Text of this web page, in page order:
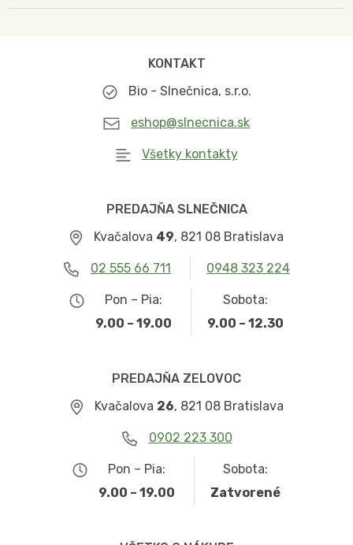
KONTAKT
Bio - Slnečnica, s.r.o.
eshop@slnecnica.sk
Všetky kontakty
PREDAJŇA SLNEČNICA
Kvačalova 49, 821 08 Bratislava
02 555 66 711 0948 323 224
Pon – Pia:
9.00 – 19.00
Sobota:
9.00 – 12.30
PREDAJŇA ZELOVOC
Kvačalova 26, 821 08 Bratislava
0902 223 300
Pon – Pia:
9.00 – 19.00
Sobota:
Zatvorené